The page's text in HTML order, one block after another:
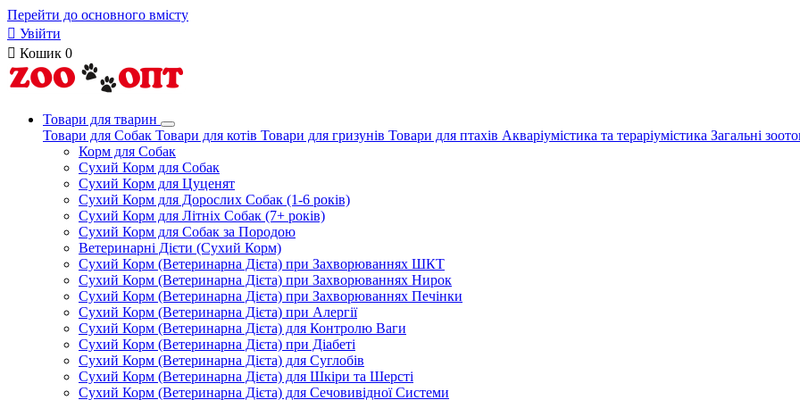
Перейти до основного вмісту
 Увійти
 Кошик 0
Товари для тварин
Товари для Собак Товари для котів Товари для гризунів Товари для птахів Акваріумістика та тераріумістика Загальні
Корм для Собак
Сухий Корм для Собак
Сухий Корм для Цуценят
Сухий Корм для Дорослих Собак (1-6 років)
Сухий Корм для Літніх Собак (7+ років)
Сухий Корм для Собак за Породою
Ветеринарні Дієти (Сухий Корм)
Сухий Корм (Ветеринарна Дієта) при Захворюваннях ШКТ
Сухий Корм (Ветеринарна Дієта) при Захворюваннях Нирок
Сухий Корм (Ветеринарна Дієта) при Захворюваннях Печінки
Сухий Корм (Ветеринарна Дієта) при Алергії
Сухий Корм (Ветеринарна Дієта) для Контролю Ваги
Сухий Корм (Ветеринарна Дієта) при Діабеті
Сухий Корм (Ветеринарна Дієта) для Суглобів
Сухий Корм (Ветеринарна Дієта) для Шкіри та Шерсті
Сухий Корм (Ветеринарна Дієта) для Сечовивідної Системи